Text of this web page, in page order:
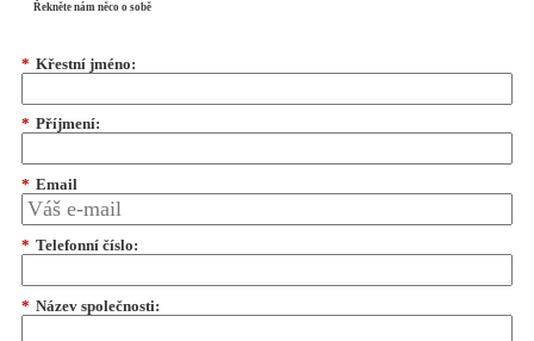
Řekněte nám něco o sobě
* Křestní jméno:
* Příjmení:
* Email
* Telefonní číslo:
* Název společnosti: